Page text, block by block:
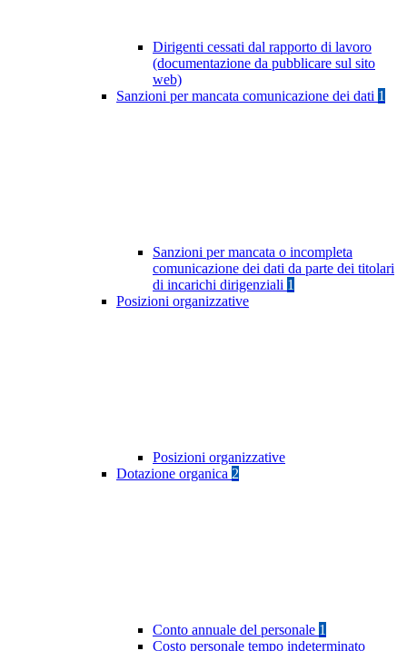
Dirigenti cessati dal rapporto di lavoro
(documentazione da pubblicare sul sito
web)
Sanzioni per mancata comunicazione dei dati 1
Sanzioni per mancata o incompleta
comunicazione dei dati da parte dei titolari
di incarichi dirigenziali 1
Posizioni organizzative
Posizioni organizzative
Dotazione organica 2
Conto annuale del personale 1
Costo personale tempo indeterminato